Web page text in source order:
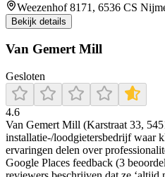
Weezenhof 8171, 6536 CS
Bekijk details
Van Gemert Mill
Gesloten
4.6
Van Gemert Mill (Karstraat 33,
installatie-/loodgietersbedrijf waar
ervaringen delen over
Google Places feedback (3